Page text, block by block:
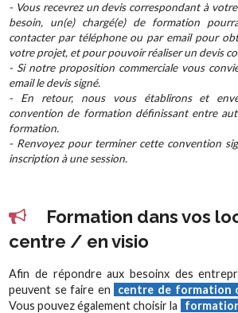
- Vous recevrez un devis correspondant à
besoin, un(e) chargé(e) de formation
contacter par téléphone ou par email pour
votre projet, et pour pouvoir réaliser un devis
- Si notre proposition commerciale vous
email le devis signé.
- En retour, nous vous établirons et
convention de formation définissant entre
formation.
- Renvoyez pour terminer cette convention
inscription à une session.
Formation dans vos
centre / en visio
Afin de répondre aux besoinx des
peuvent se faire en
centre de formation
Vous pouvez également choisir la